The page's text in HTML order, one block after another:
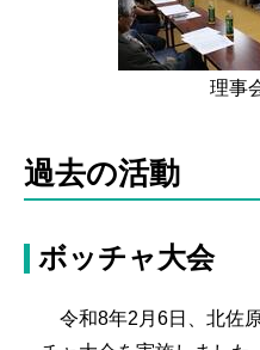
理事
過去の活動
ボッチャ大会
令和8年2月6日、北佐